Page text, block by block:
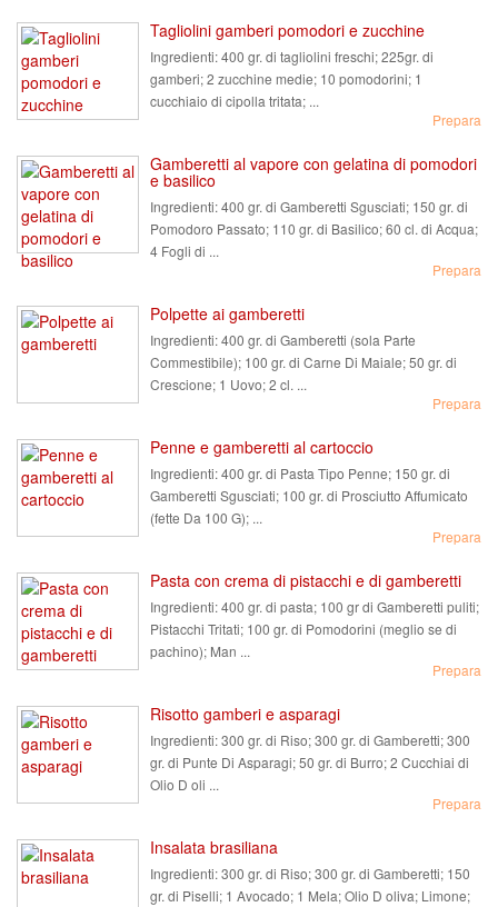
Tagliolini gamberi pomodori e zucchine
Ingredienti:400 gr. di tagliolini freschi; 225gr. di
gamberi; 2 zucchine medie; 10 pomodorini; 1
cucchiaio di cipolla tritata; ...
Prepara
Gamberetti al vapore con gelatina di pomodori
e basilico
Ingredienti:400 gr. di Gamberetti Sgusciati; 150 gr. di
Pomodoro Passato; 110 gr. di Basilico; 60 cl. di Acqua;
4 Fogli di ...
Prepara
Polpette ai gamberetti
Ingredienti:400 gr. di Gamberetti (sola Parte
Commestibile); 100 gr. di Carne Di Maiale; 50 gr. di
Crescione; 1 Uovo; 2 cl. ...
Prepara
Penne e gamberetti al cartoccio
Ingredienti:400 gr. di Pasta Tipo Penne; 150 gr. di
Gamberetti Sgusciati; 100 gr. di Prosciutto Affumicato
(fette Da 100 G); ...
Prepara
Pasta con crema di pistacchi e di gamberetti
Ingredienti:400 gr. di pasta; 100 gr di Gamberetti puliti;
Pistacchi Tritati; 100 gr. di Pomodorini (meglio se di
pachino); Man ...
Prepara
Risotto gamberi e asparagi
Ingredienti:300 gr. di Riso; 300 gr. di Gamberetti; 300
gr. di Punte Di Asparagi; 50 gr. di Burro; 2 Cucchiai di
Olio D oli ...
Prepara
Insalata brasiliana
Ingredienti:300 gr. di Riso; 300 gr. di Gamberetti; 150
gr. di Piselli; 1 Avocado; 1 Mela; Olio D oliva; Limone;